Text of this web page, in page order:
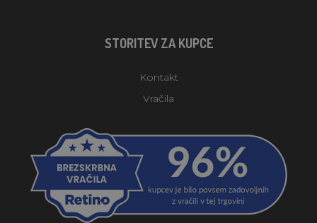
STORITEV ZA KUPCE
Kontakt
Vračila